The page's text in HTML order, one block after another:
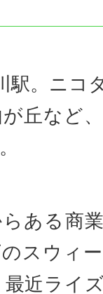
駅。ニコ
丘など
ある商
スウィ
近ライ